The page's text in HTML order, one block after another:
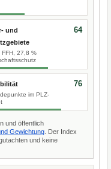
und
FFH, 27,8 %
64
im PLZ-
76
und öffentlich
Gewichtung . Der Index
und keine